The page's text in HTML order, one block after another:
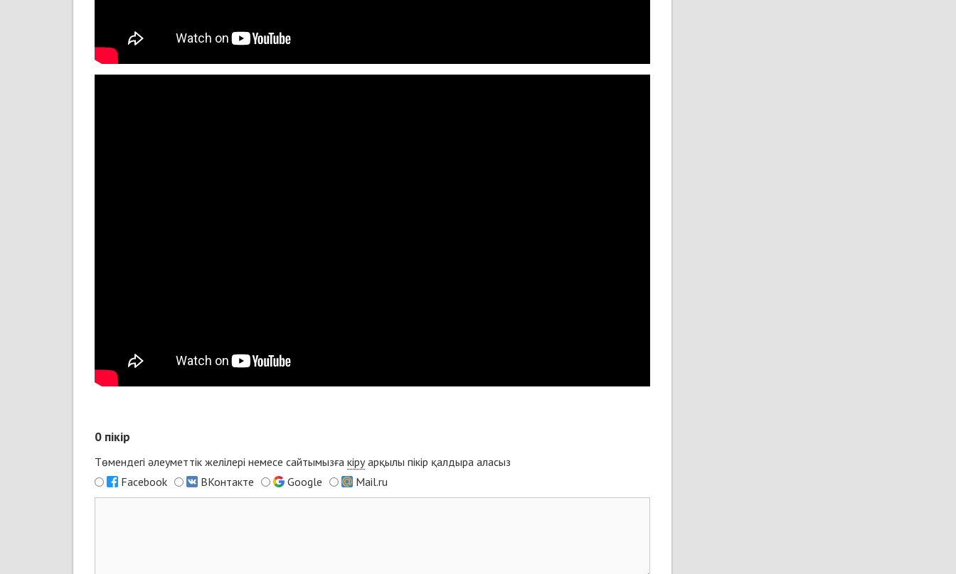
0 пікір
Төмендегі әлеуметтік желілері немесе сайтымызға кіруарқылы пікір қалдыра аласыз
Facebook
ВКонтакте Google Mail.ru